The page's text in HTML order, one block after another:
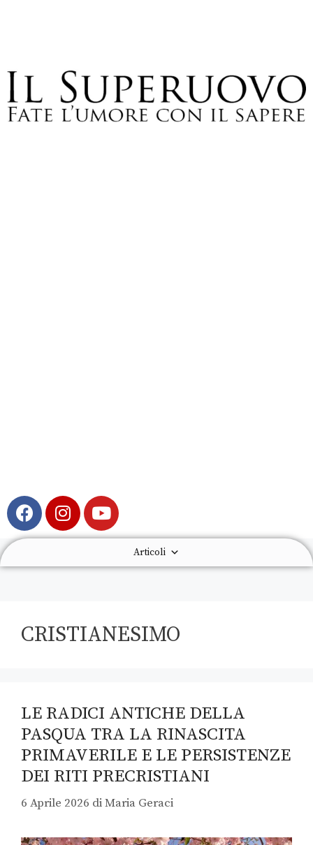
Articoli
CRISTIANESIMO
LE RADICI ANTICHE DELLA
PASQUA TRA LA RINASCITA
PRIMAVERILE E LE PERSISTENZE
DEI RITI PRECRISTIANI
6 Aprile 2026 diMaria Geraci